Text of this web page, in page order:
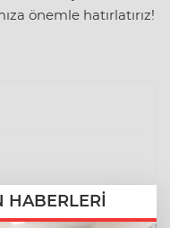
önemle hatırlatırız!
HABERLERİ